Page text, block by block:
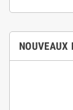
NOUVEAUX